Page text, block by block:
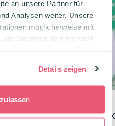
an unsere Partner für
Analysen weiter. Unsere
möglicherweise mit
die Sie ihnen bereitgestellt
Details zeigen
ITOTAL Haftnotizen